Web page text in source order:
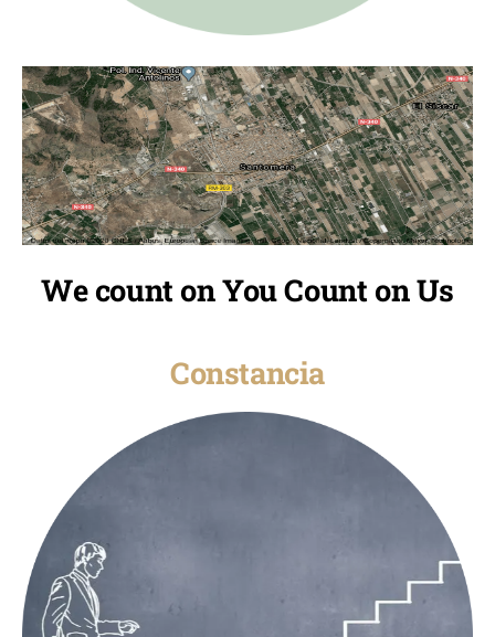
We count on You Count on Us
Constancia